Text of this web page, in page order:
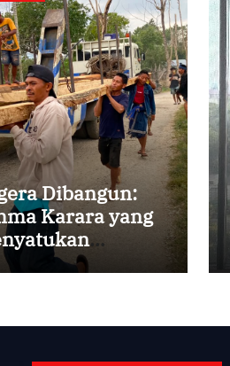
Dibangun:
Karara yang